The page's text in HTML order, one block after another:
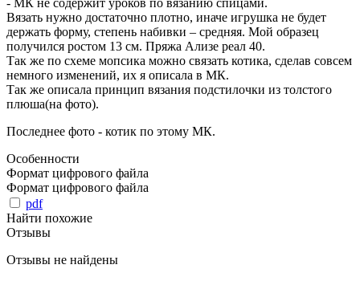
Вязать нужно достаточно плотно, иначе игрушка не будет
держать форму, степень набивки – средняя. Мой образец
получился ростом 13 см. Пряжа Ализе реал 40.
Так же по схеме мопсика можно связать котика, сделав совсем
немного изменений, их я описала в МК.
Так же описала принцип вязания подстилочки из толстого
плюша(на фото).
Последнее фото - котик по этому МК.
Особенности
Формат цифрового файла
Формат цифрового файла
pdf
Найти похожие
Отзывы
Отзывы не найдены